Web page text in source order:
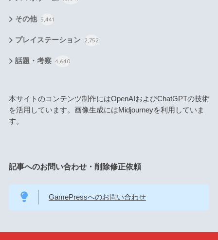
その他 5,441
プレイステーション 2,752
話題・考察 4,640
本サイトのコンテンツ制作にはOpenAIおよびChatGPTの技術
を活用しています。画像生成にはMidjourneyを利用していま
す。
記事へのお問い合わせ・削除修正依頼
GamePressへのお問い合わせ